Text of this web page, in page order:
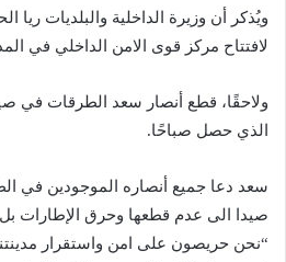
ويُذكر أن وزيرة الداخلية والبلديات ريا
لافتتاح مركز قوى الامن الداخلي في
ولاحقًا، قطع أنصار سعد الطرقات في
الذي حصل صباحًا.
سعد دعا جميع أنصاره الموجودين في
صيدا الى عدم قطعها وحرق الإطارات بل
“نحن حريصون على امن واستقرار